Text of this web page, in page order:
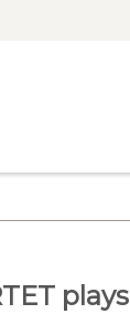
plays